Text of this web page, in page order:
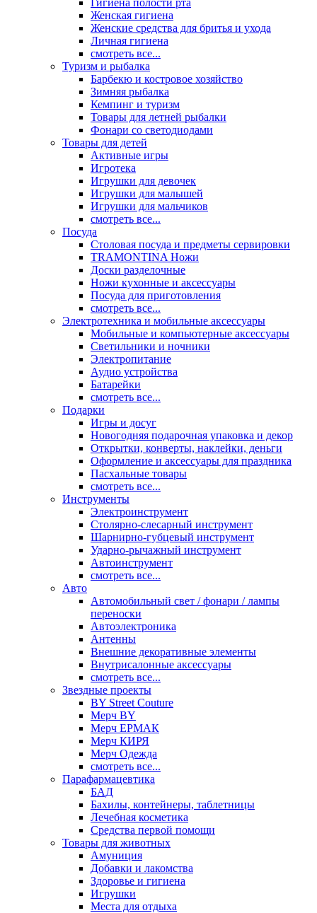
Гигиена полости рта
Женская гигиена
Женские средства для бритья и ухода
Личная гигиена
смотреть все...
Туризм и рыбалка
Барбекю и костровое хозяйство
Зимняя рыбалка
Кемпинг и туризм
Товары для летней рыбалки
Фонари со светодиодами
Товары для детей
Активные игры
Игротека
Игрушки для девочек
Игрушки для малышей
Игрушки для мальчиков
смотреть все...
Посуда
Столовая посуда и предметы сервировки
TRAMONTINA Ножи
Доски разделочные
Ножи кухонные и аксессуары
Посуда для приготовления
смотреть все...
Электротехника и мобильные аксессуары
Мобильные и компьютерные аксессуары
Светильники и ночники
Электропитание
Аудио устройства
Батарейки
смотреть все...
Подарки
Игры и досуг
Новогодняя подарочная упаковка и декор
Открытки, конверты, наклейки, деньги
Оформление и аксессуары для праздника
Пасхальные товары
смотреть все...
Инструменты
Электроинструмент
Столярно-слесарный инструмент
Шарнирно-губцевый инструмент
Ударно-рычажный инструмент
Автоинструмент
смотреть все...
Авто
Автомобильный свет / фонари / лампы
переноски
Автоэлектроника
Антенны
Внешние декоративные элементы
Внутрисалонные аксессуары
смотреть все...
Звездные проекты
BY Street Couture
Мерч BY
Мерч ЕРМАК
Мерч КИРЯ
Мерч Одежда
смотреть все...
Парафармацевтика
БАД
Бахилы, контейнеры, таблетницы
Лечебная косметика
Средства первой помощи
Товары для животных
Амуниция
Добавки и лакомства
Здоровье и гигиена
Игрушки
Места для отдыха